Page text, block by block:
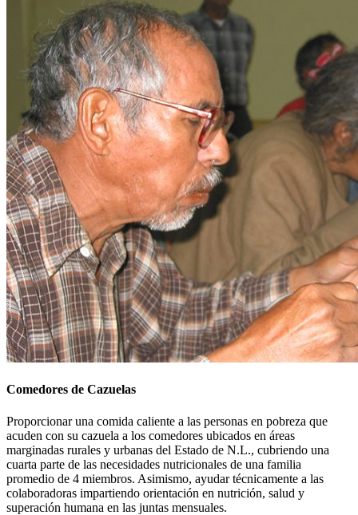
Comedores de Cazuelas
Proporcionar una comida caliente a las personas en pobreza que
acuden con su cazuela a los comedores ubicados en áreas
marginadas rurales y urbanas del Estado de N.L., cubriendo una
cuarta parte de las necesidades nutricionales de una familia
promedio de 4 miembros. Asimismo, ayudar técnicamente a las
colaboradoras impartiendo orientación en nutrición, salud y
superación humana en las juntas mensuales.